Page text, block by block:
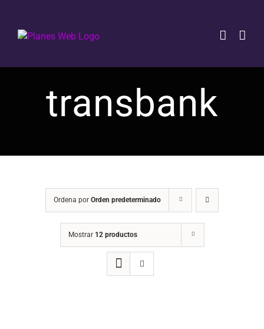
contenido
transbank
Ordena por Orden predeterminado
Mostrar 12 productos